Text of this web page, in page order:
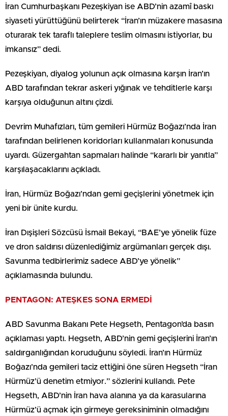
İran Cumhurbaşkanı Pezeşkiyan ise ABD’nin azamî baskı
siyaseti yürüttüğünü belirterek “İran’ın müzakere masasına
oturarak tek taraflı taleplere teslim olmasını istiyorlar, bu
imkansız” dedi.
Pezeşkiyan, diyalog yolunun açık olmasına karşın İran’ın
ABD tarafından tekrar askeri yığınak ve tehditlerle karşı
karşıya olduğunun altını çizdi.
Devrim Muhafızları, tüm gemileri Hürmüz Boğazı’nda İran
tarafından belirlenen koridorları kullanmaları konusunda
uyardı. Güzergahtan sapmaları halinde “kararlı bir yanıtla”
karşılaşacaklarını açıkladı.
İran, Hürmüz Boğazı’ndan gemi geçişlerini yönetmek için
yeni bir ünite kurdu.
İran Dışişleri Sözcüsü İsmail Bekayi, “BAE’ye yönelik füze
ve dron saldırısı düzenlediğimiz argümanları gerçek dışı.
Savunma tedbirlerimiz sadece ABD’ye yönelik”
açıklamasında bulundu.
PENTAGON: ATEŞKES SONA ERMEDİ
ABD Savunma Bakanı Pete Hegseth, Pentagon’da basın
açıklaması yaptı. Hegseth, ABD’nin gemi geçişlerini İran’ın
saldırganlığından koruduğunu söyledi. İran’ın Hürmüz
Boğazı’nda gemileri taciz ettiğini öne süren Hegseth “İran
Hürmüz’ü denetim etmiyor.” sözlerini kullandı. Pete
Hegseth, ABD’nin İran hava alanına ya da karasularına
Hürmüz’ü açmak için girmeye gereksiniminin olmadığını